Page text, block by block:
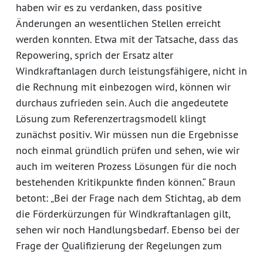
haben wir es zu verdanken, dass positive
Änderungen an wesentlichen Stellen erreicht
werden konnten. Etwa mit der Tatsache, dass das
Repowering, sprich der Ersatz alter
Windkraftanlagen durch leistungsfähigere, nicht in
die Rechnung mit einbezogen wird, können wir
durchaus zufrieden sein. Auch die angedeutete
Lösung zum Referenzertragsmodell klingt
zunächst positiv. Wir müssen nun die Ergebnisse
noch einmal gründlich prüfen und sehen, wie wir
auch im weiteren Prozess Lösungen für die noch
bestehenden Kritikpunkte finden können.“ Braun
betont: „Bei der Frage nach dem Stichtag, ab dem
die Förderkürzungen für Windkraftanlagen gilt,
sehen wir noch Handlungsbedarf. Ebenso bei der
Frage der Qualifizierung der Regelungen zum